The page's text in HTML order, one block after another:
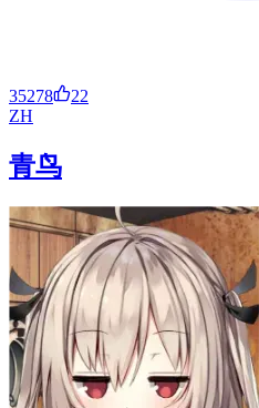
35278
22
ZH
青鸟